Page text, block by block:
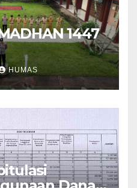
1447
HUMAS